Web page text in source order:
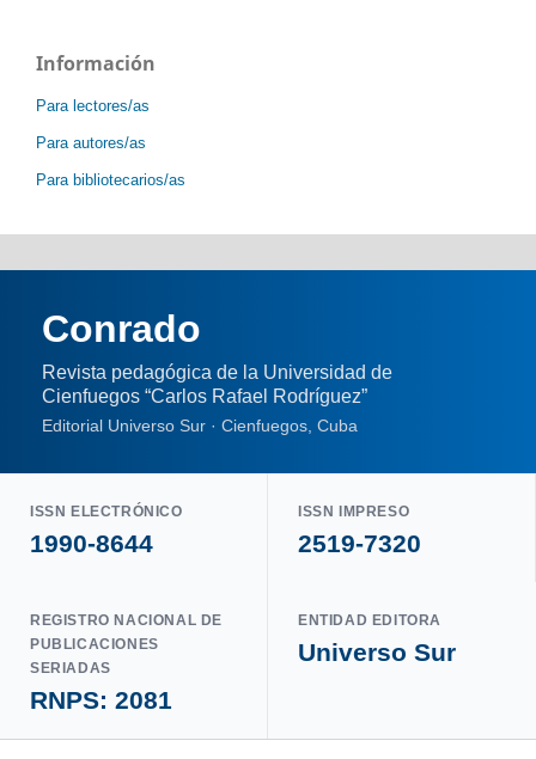
Información
Para lectores/as
Para autores/as
Para bibliotecarios/as
Conrado
Revista pedagógica de la Universidad de
Cienfuegos “Carlos Rafael Rodríguez”
Editorial Universo Sur · Cienfuegos, Cuba
ISSN ELECTRÓNICO
1990-8644
ISSN IMPRESO
2519-7320
REGISTRO NACIONAL DE
PUBLICACIONES
SERIADAS
RNPS: 2081
ENTIDAD EDITORA
Universo Sur